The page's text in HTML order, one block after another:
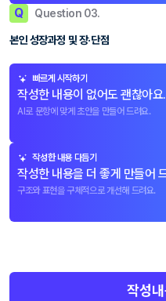
Q Question 03.
본인 성장과정 및 장·단점
빠르게 시작하기
작성한 내용이 없어도 괜찮아요.
AI로 문항에 맞게 초안을 만들어 드려요.
작성한 내용 다듬기
작성한 내용을 더 좋게 만들어
구조와 표현을 구체적으로 개선해 드려요.
작성